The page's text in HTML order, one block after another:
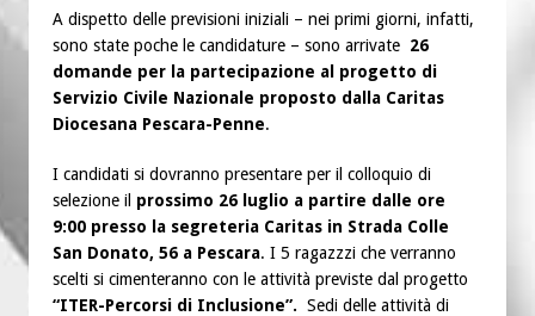
A dispetto delle previsioni iniziali – nei primi giorni, infatti,
sono state poche le candidature – sono arrivate 26
domande per la partecipazione al progetto di
Servizio Civile Nazionale proposto dalla Caritas
Diocesana Pescara-Penne.
I candidati si dovranno presentare per il colloquio di
selezione il prossimo 26 luglio a partire dalle ore
9:00 presso la segreteria Caritas in Strada Colle
San Donato, 56 a Pescara. I 5 ragazzzi che verranno
scelti si cimenteranno con le attività previste dal progetto
“ITER-Percorsi di Inclusione”. Sedi delle attività di